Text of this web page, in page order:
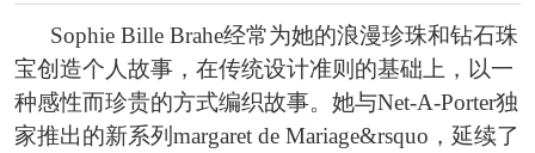
恭喜159****4930用户作品已成功备案！
恭喜150****6483用户作品已成功备案！
恭喜131****2473用户作品已成功备案！
Sophie Bille Brahe经常为她的浪漫珍珠和钻石珠
宝创造个人故事，在传统设计准则的基础上，以一
种感性而珍贵的方式编织故事。她与Net-A-Porter独
家推出的新系列margaret de Mariage&rsquo，延续了